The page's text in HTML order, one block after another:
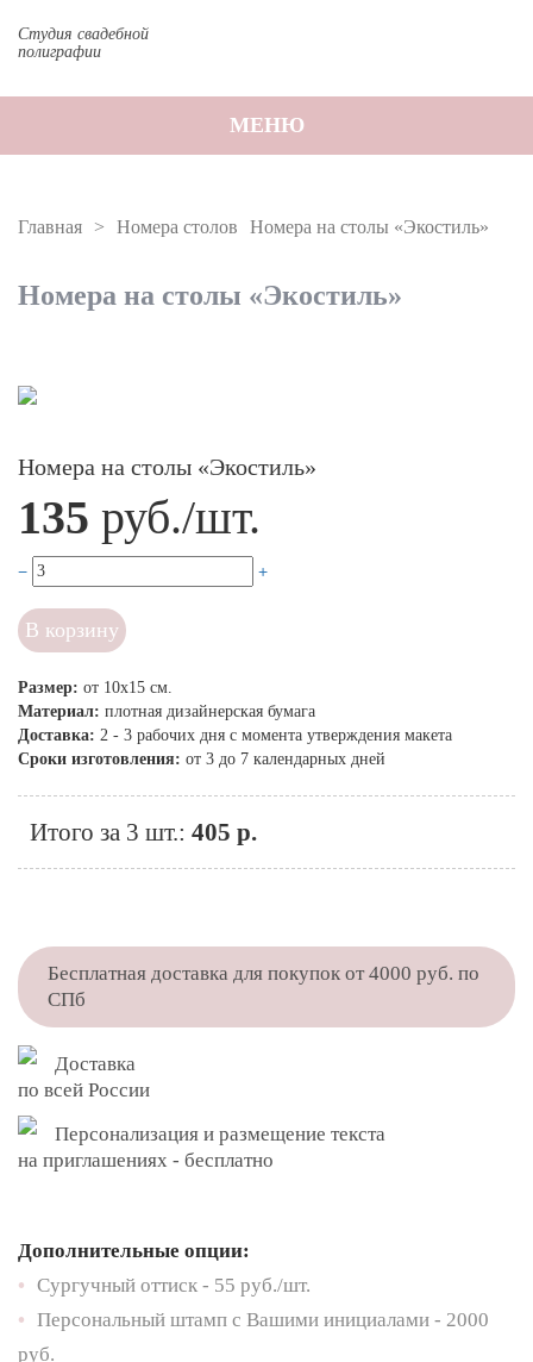
Студия свадебной
полиграфии
МЕНЮ
Главная Номера столов Номера на столы «Экостиль»
Номера на столы «Экостиль»
Номера на столы «Экостиль»
135 руб./шт.
В корзину
Размер: от 10x15 см.
Материал: плотная дизайнерская бумага
Доставка: 2 - 3 рабочих дня с момента утверждения макета
Сроки изготовления: от 3 до 7 календарных дней
Итого за 3 шт.: 405 р.
Бесплатная доставка для покупок от 4000 руб. по
СПб
Доставка
по всей России
Персонализация и размещение текста
на приглашениях - бесплатно
Дополнительные опции:
• Сургучный оттиск - 55 руб./шт.
• Персональный штамп с Вашими инициалами - 2000
руб.